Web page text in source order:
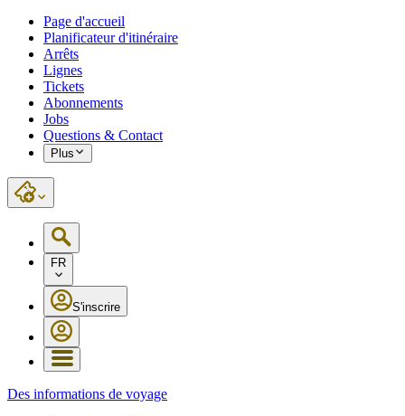
Page d'accueil
Planificateur d'itinéraire
Arrêts
Lignes
Tickets
Abonnements
Jobs
Questions & Contact
Plus
FR
S'inscrire
Des informations de voyage